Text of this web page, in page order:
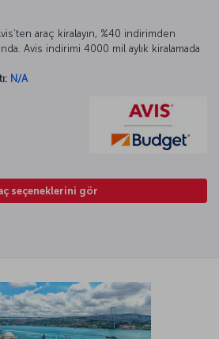
araç kiralayın, %40 indirimden
Avis indirimi 4000 mil aylık kiralamada
N/A
seçeneklerini gör